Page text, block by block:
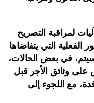
لمراقبة التصريح
الفعلية التي يتقاضاها
في بعض الحالات،
وثائق الأجر قبل
مع اللجوء إلى